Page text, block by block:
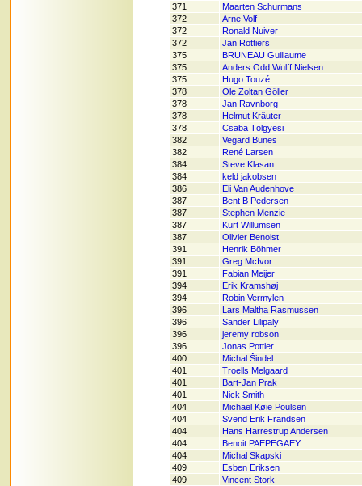
371
Maarten Schurmans
372
Arne Volf
372
Ronald Nuiver
372
Jan Rottiers
375
BRUNEAU Guillaume
375
Anders Odd Wulff Nielsen
375
Hugo Touzé
378
Ole Zoltan Göller
378
Jan Ravnborg
378
Helmut Kräuter
378
Csaba Tölgyesi
382
Vegard Bunes
382
René Larsen
384
Steve Klasan
384
keld jakobsen
386
Eli Van Audenhove
387
Bent B Pedersen
387
Stephen Menzie
387
Kurt Willumsen
387
Olivier Benoist
391
Henrik Böhmer
391
Greg McIvor
391
Fabian Meijer
394
Erik Kramshøj
394
Robin Vermylen
396
Lars Maltha Rasmussen
396
Sander Lilipaly
396
jeremy robson
396
Jonas Pottier
400
Michal Šindel
401
Troells Melgaard
401
Bart-Jan Prak
401
Nick Smith
404
Michael Køie Poulsen
404
Svend Erik Frandsen
404
Hans Harrestrup Andersen
404
Benoit PAEPEGAEY
404
Michal Skapski
409
Esben Eriksen
409
Vincent Stork